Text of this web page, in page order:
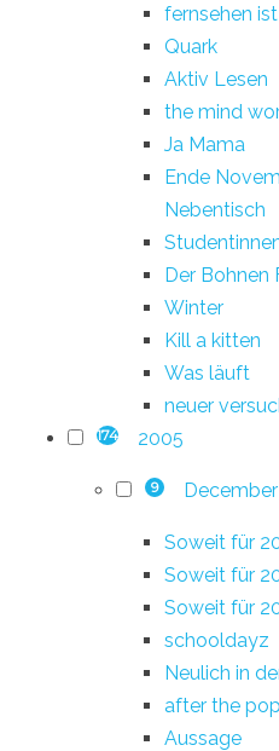
fernsehen
Quark
Aktiv Lesen
the mind
Ja Mama
Ende
Nebentisch
Der Bohnen
Winter
Kill a kitten
Was läuft
neuer
174 2005
9
Soweit für
Soweit für
Soweit für
schooldayz
Neulich in
after the
Aussage